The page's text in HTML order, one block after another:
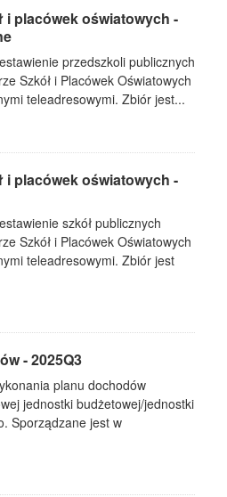
i placówek oświatowych -
przedszkoli publicznych
Szkół i Placówek Oświatowych
teleadresowymi. Zbiór jest...
i placówek oświatowych -
szkół publicznych
Szkół i Placówek Oświatowych
teleadresowymi. Zbiór jest
- 2025Q3
planu dochodów
jednostki budżetowej/jednostki
Sporządzane jest w